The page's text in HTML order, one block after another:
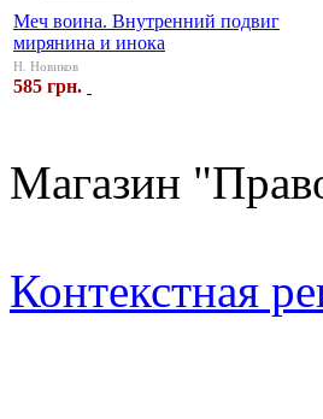
Меч воина. Внутренний подвиг
мирянина и инока
Н. Новиков
585 грн.
Магазин
Контекстная